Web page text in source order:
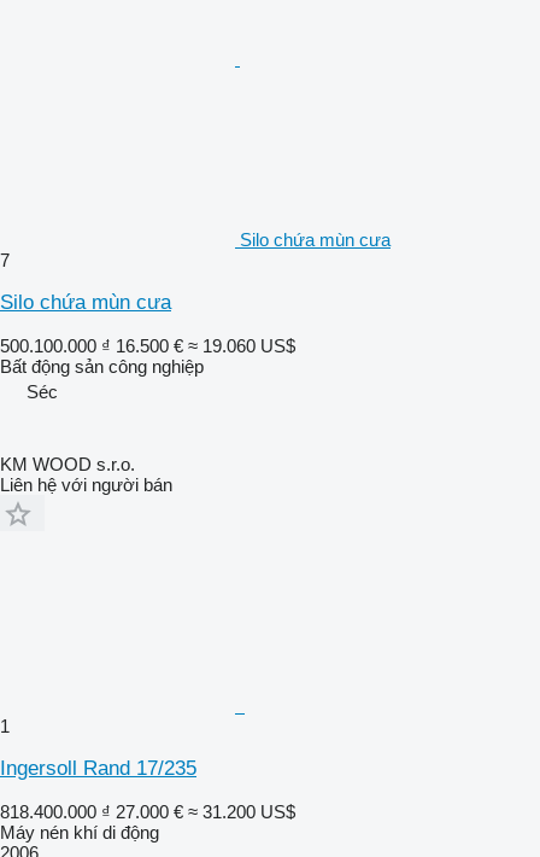
Silo chứa mùn cưa
7
Silo chứa mùn cưa
500.100.000 ₫ 16.500 € ≈ 19.060 US$
Bất động sản công nghiệp
Séc
KM WOOD s.r.o.
Liên hệ với người bán
1
Ingersoll Rand 17/235
818.400.000 ₫ 27.000 € ≈ 31.200 US$
Máy nén khí di động
2006